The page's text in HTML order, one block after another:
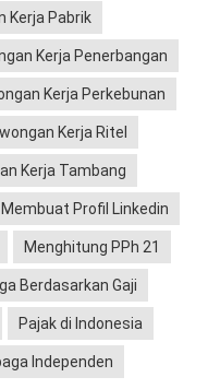
Kerja Pabrik
Kerja Penerbangan
Kerja Perkebunan
Kerja Ritel
Kerja Tambang
Membuat Profil Linkedin
Menghitung PPh 21
Berdasarkan Gaji
Pajak di Indonesia
Independen